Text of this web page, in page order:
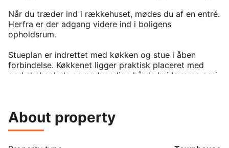
Når du træder ind i rækkehuset, mødes du af en entré.
Herfra er der adgang videre ind i boligens
opholdsrum.
Stueplan er indrettet med køkken og stue i åben
forbindelse. Køkkenet ligger praktisk placeret med
god skabsplads og nødvendige hårde hvidevarer, og i
opholdsrummet er der udgang til en terrasse.
About property